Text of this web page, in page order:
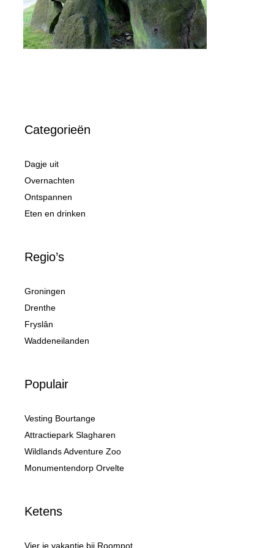
Categorieën
Dagje uit
Overnachten
Ontspannen
Eten en drinken
Regio’s
Groningen
Drenthe
Fryslân
Waddeneilanden
Populair
Vesting Bourtange
Attractiepark Slagharen
Wildlands Adventure Zoo
Monumentendorp Orvelte
Ketens
Vier je vakantie bij Roompot